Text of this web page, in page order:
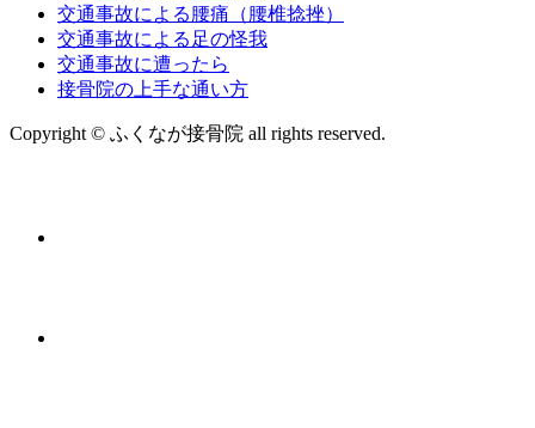
交通事故による腰痛（腰椎捻挫）
交通事故による足の怪我
交通事故に遭ったら
接骨院の上手な通い方
Copyright © ふくなが接骨院 all rights reserved.